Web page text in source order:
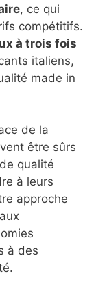
, ce qui
compétitifs.
à trois fois
italiens,
made in
de la
être sûrs
qualité
à leurs
approche
à des